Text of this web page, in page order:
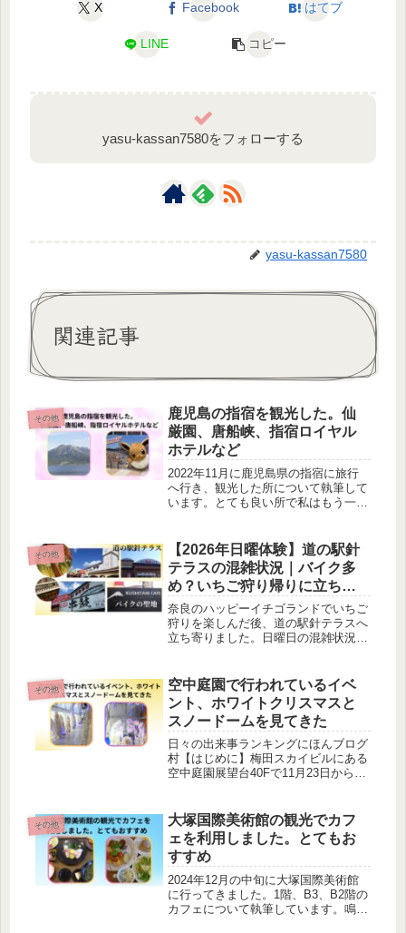
X Facebook はてブ
LINE コピー
yasu-kassan7580をフォローする
yasu-kassan7580
関連記事
その他
鹿児島の指宿を観光した。仙
厳園、唐船峡、指宿ロイヤル
ホテルなど
2022年11月に鹿児島県の指宿に旅行
へ行き、観光した所について執筆して
います。とても良い所で私はもう一
その他
【2026年日曜体験】道の駅針
テラスの混雑状況｜バイク多
め？いちご狩り帰りに立ち寄
ってみた
奈良のハッピーイチゴランドでいちご
狩りを楽しんだ後、道の駅針テラスへ
立ち寄りました。日曜日の混雑状況や
直レビューします。
その他
空中庭園で行われているイベ
ント、ホワイトクリスマスと
スノードームを見てきた
日々の出来事ランキングにほんブログ
村【はじめに】梅田スカイビルにある
空中庭園展望台40Fで11月23日から12
ーム」を催しています。スノードーム
に入れる時間帯は11時から...
その他
大塚国際美術館の観光でカフ
ェを利用しました。とてもお
すすめ
2024年12月の中旬に大塚国際美術館
に行ってきました。1階、B3、B2階の
カフェについて執筆しています。鳴門